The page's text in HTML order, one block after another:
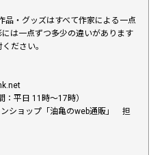
品・グッズはすべて作家による一点
は一点ずつ多少の違いがあります
ださい。
平日 11時〜17時）
ンショップ「油亀のweb通販」 担